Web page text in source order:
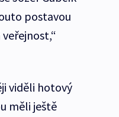
postavou
viděli hotový
měli ještě